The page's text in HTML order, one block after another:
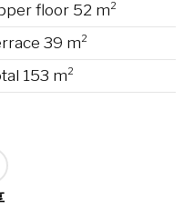
floor 52 m²
39 m²
153 m²